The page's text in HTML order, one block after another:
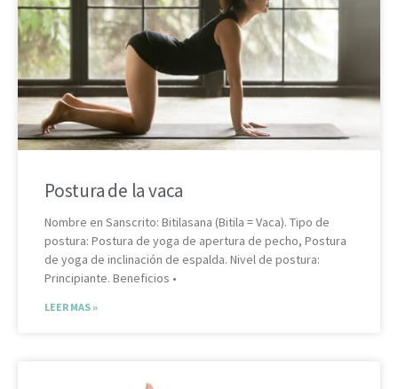
Postura de la vaca
Nombre en Sanscrito: Bitilasana (Bitila = Vaca). Tipo de
postura: Postura de yoga de apertura de pecho, Postura
de yoga de inclinación de espalda. Nivel de postura:
Principiante. Beneficios •
LEER MAS »